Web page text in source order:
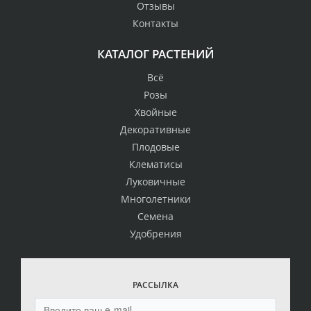
Отзывы
Контакты
КАТАЛОГ РАСТЕНИЙ
Всё
Розы
Хвойные
Декоративные
Плодовые
Клематисы
Луковичные
Многолетники
Семена
Удобрения
РАССЫЛКА